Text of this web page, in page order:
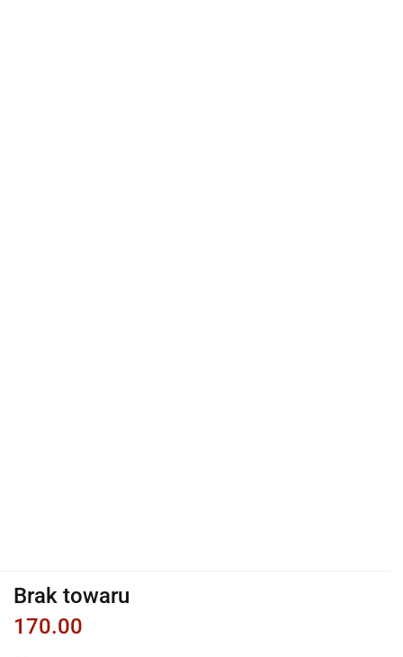
Brak towaru
170.00